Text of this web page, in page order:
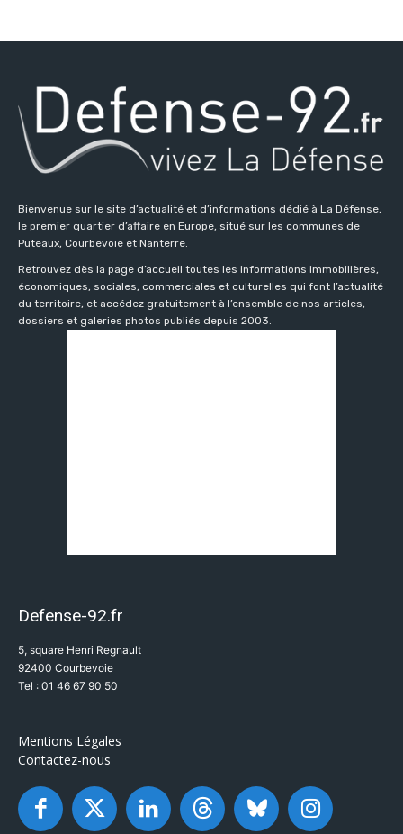
Bienvenue sur le site d’actualité et d’informations dédié à La Défense,
le premier quartier d’affaire en Europe, situé sur les communes de
Puteaux, Courbevoie et Nanterre.
Retrouvez dès la page d’accueil toutes les informations immobilières,
économiques, sociales, commerciales et culturelles qui font l’actualité
du territoire, et accédez gratuitement à l’ensemble de nos articles,
dossiers et galeries photos publiés depuis 2003.
Defense-92.fr
5, square Henri Regnault
92400 Courbevoie
Tel : 01 46 67 90 50
Mentions Légales
Contactez-nous